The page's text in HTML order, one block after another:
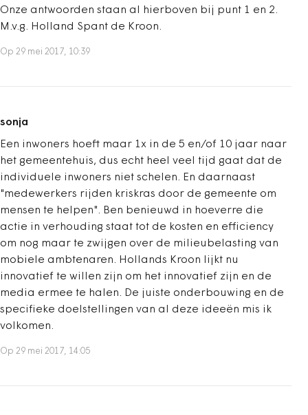
Onze antwoorden staan al hierboven bij punt 1 en 2.
M.v.g. Holland Spant de Kroon.
Op 29 mei 2017, 10:39
sonja
Een inwoners hoeft maar 1x in de 5 en/of 10 jaar naar
het gemeentehuis, dus echt heel veel tijd gaat dat de
individuele inwoners niet schelen. En daarnaast
"medewerkers rijden kriskras door de gemeente om
mensen te helpen". Ben benieuwd in hoeverre die
actie in verhouding staat tot de kosten en efficiency
om nog maar te zwijgen over de milieubelasting van
mobiele ambtenaren. Hollands Kroon lijkt nu
innovatief te willen zijn om het innovatief zijn en de
media ermee te halen. De juiste onderbouwing en de
specifieke doelstellingen van al deze ideeën mis ik
volkomen.
Op 29 mei 2017, 14:05